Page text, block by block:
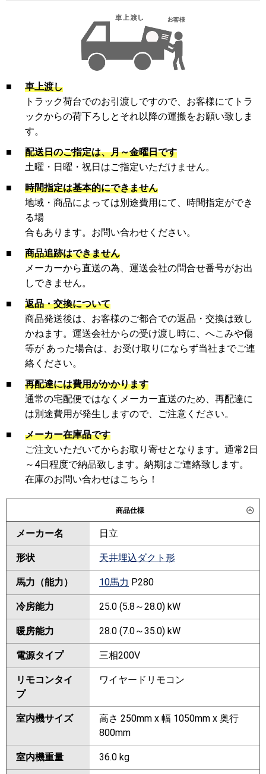
■
車上渡し
トラック荷台でのお引渡しですので、お客様にてトラ
ックからの荷下ろしとそれ以降の運搬をお願い致しま
す。
■
配送日のご指定は、月～金曜日です
土曜・日曜・祝日はご指定いただけません。
■
時間指定は基本的にできません
地域・商品によっては別途費用にて、時間指定ができ
る場
合もあります。お問い合わせください。
■
商品追跡はできません
メーカーから直送の為、運送会社の問合せ番号がお出
しできません。
■
返品・交換について
商品発送後は、お客様のご都合での返品・交換は致し
かねます。運送会社からの受け渡し時に、へこみや傷
等が あった場合は、お受け取りにならず当社までご連
絡ください。
■
再配達には費用がかかります
通常の宅配便ではなくメーカー直送のため、再配達に
は別途費用が発生しますので、ご注意ください。
■
メーカー在庫品です
ご注文いただいてからお取り寄せとなります。通常2日
～4日程度で納品致します。納期はご連絡致します。
在庫のお問い合わせはこちら！
商品仕様
メーカー名 日立
形状 天井埋込ダクト形
馬力（能力） 10馬力 P280
冷房能力 25.0 (5.8～28.0) kW
暖房能力 28.0 (7.0～35.0) kW
電源タイプ 三相200V
リモコンタイ
プ
ワイヤードリモコン
室内機サイズ
高さ 250mm x 幅 1050mm x 奥行
800mm
室内機重量 36.0 kg